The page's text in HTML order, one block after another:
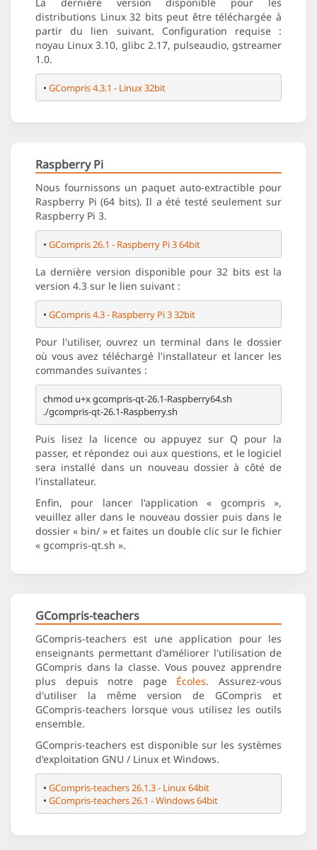
distributions Linux 32 bits peut être téléchargée à
partir du lien suivant. Configuration requise :
noyau Linux 3.10, glibc 2.17, pulseaudio, gstreamer
1.0.
• GCompris 4.3.1 - Linux 32bit
Raspberry Pi
Nous fournissons un paquet auto-extractible pour
Raspberry Pi (64 bits). Il a été testé seulement sur
Raspberry Pi 3.
• GCompris 26.1 - Raspberry Pi 3 64bit
La dernière version disponible pour 32 bits est la
version 4.3 sur le lien suivant :
• GCompris 4.3 - Raspberry Pi 3 32bit
Pour l'utiliser, ouvrez un terminal dans le dossier
où vous avez téléchargé l'installateur et lancer les
commandes suivantes :
chmod u+x gcompris-qt-26.1-Raspberry64.sh
Puis lisez la licence ou appuyez sur Q pour la
passer, et répondez oui aux questions, et le logiciel
sera installé dans un nouveau dossier à côté de
l'installateur.
Enfin, pour lancer l'application « gcompris »,
veuillez aller dans le nouveau dossier puis dans le
dossier « bin/ » et faites un double clic sur le fichier
« gcompris-qt.sh ».
GCompris-teachers
GCompris-teachers est une application pour les
enseignants permettant d'améliorer l'utilisation de
GCompris dans la classe. Vous pouvez apprendre
plus depuis notre page Écoles. Assurez-vous
d'utiliser la même version de GCompris et
GCompris-teachers lorsque vous utilisez les outils
ensemble.
GCompris-teachers est disponible sur les systèmes
d'exploitation GNU / Linux et Windows.
• GCompris-teachers 26.1.3 - Linux 64bit
• GCompris-teachers 26.1 - Windows 64bit